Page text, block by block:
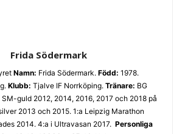
Frida Södermark
Namn: Frida Södermark. Född: 1978.
Klubb: Tjalve IF Norrköping. Tränare: BG
SM-guld 2012, 2014, 2016, 2017 och 2018 på
2013 och 2015. 1:a Leipzig Marathon
2014. 4:a i Ultravasan 2017. Personliga